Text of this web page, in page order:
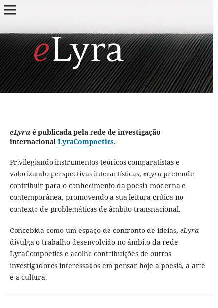
eLyraé publicada pela rede de investigação
internacional LyraCompoetics.
Privilegiando instrumentos teóricos comparatistas e
valorizando perspectivas interartísticas, eLyrapretende
contribuir para o conhecimento da poesia moderna e
contemporânea, promovendo a sua leitura crítica no
contexto de problemáticas de âmbito transnacional.
Concebida como um espaço de confronto de ideias, eLyra
divulga o trabalho desenvolvido no âmbito da rede
LyraCompoetics e acolhe contribuições de outros
investigadores interessados em pensar hoje a poesia, a arte
e a cultura.